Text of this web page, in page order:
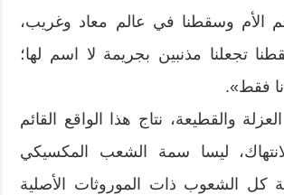
الأم وسقطنا في عالم معاد وغريب،
تجعلنا مذنبين بجريمة لا اسم لها؛
فقط».
والقطيعة، نتاج هذا الواقع القائم
ليسا سمة الشعب المكسيكي
الشعوب ذات الموروثات الأصلية